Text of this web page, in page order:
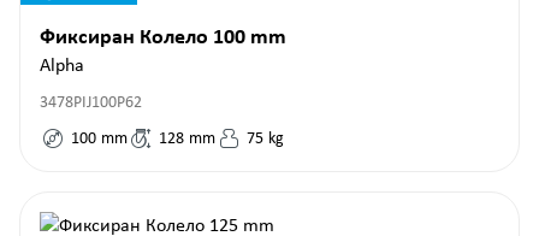
Фиксиран Колело 100 mm
Alpha
3478PIJ100P62
100 mm 128 mm 75 kg